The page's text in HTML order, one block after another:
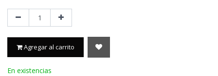
Agregar al carrito
En existencias